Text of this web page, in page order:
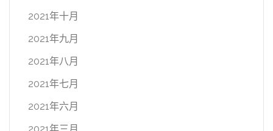
2021年十月
2021年九月
2021年八月
2021年七月
2021年六月